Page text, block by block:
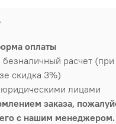
оплаты
расчет
скидка 3%)
лицами
заказа,
его с нашим менеджером.